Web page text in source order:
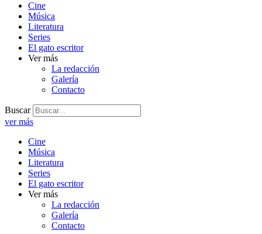
Cine
Música
Literatura
Series
El gato escritor
Ver más
La redacción
Galería
Contacto
Buscar
ver más
Cine
Música
Literatura
Series
El gato escritor
Ver más
La redacción
Galería
Contacto